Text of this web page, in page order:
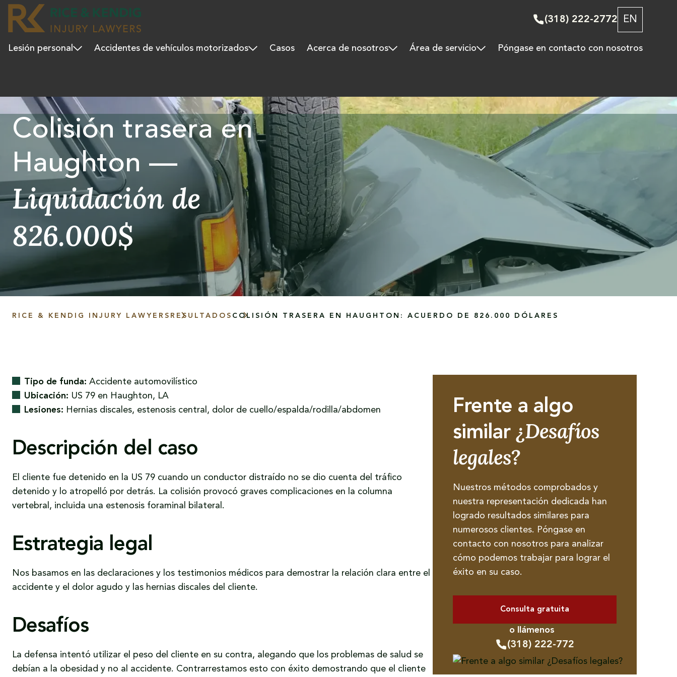
Lesión personal Accidentes de vehículos motorizados Casos Acerca de nosotros Área de servicio Póngase en contacto con nosotros
(318) 222-2772 EN
Colisión trasera en
Haughton —
Liquidación de
826.000$
RICE & KENDIG INJURY LAWYERS RESULTADOS COLISIÓN TRASERA EN HAUGHTON: ACUERDO DE 826.000 DÓLARES
Tipo de funda: Accidente automovilístico
Ubicación: US 79 en Haughton, LA
Lesiones: Hernias discales, estenosis central, dolor de cuello/espalda/rodilla/abdomen
Descripción del caso
El cliente fue detenido en la US 79 cuando un conductor distraído no se dio cuenta del tráfico
detenido y lo atropelló por detrás. La colisión provocó graves complicaciones en la columna
vertebral, incluida una estenosis foraminal bilateral.
Estrategia legal
Nos basamos en las declaraciones y los testimonios médicos para demostrar la relación clara entre el
accidente y el dolor agudo y las hernias discales del cliente.
Desafíos
La defensa intentó utilizar el peso del cliente en su contra, alegando que los problemas de salud se
debían a la obesidad y no al accidente. Contrarrestamos esto con éxito demostrando que el cliente
Frente a algo
similar ¿Desafíos
legales?
Nuestros métodos comprobados y
nuestra representación dedicada han
logrado resultados similares para
numerosos clientes. Póngase en
contacto con nosotros para analizar
cómo podemos trabajar para lograr el
éxito en su caso.
Consulta gratuita
o llámenos
(318) 222-772